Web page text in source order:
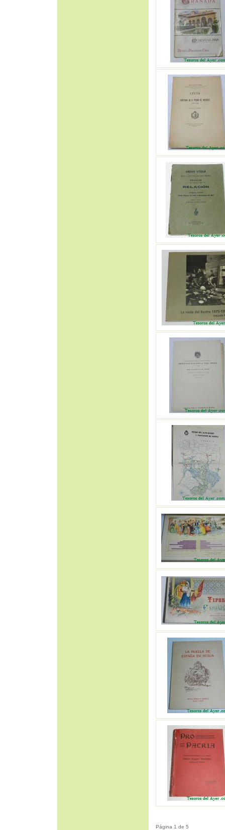
Página 1 de 5